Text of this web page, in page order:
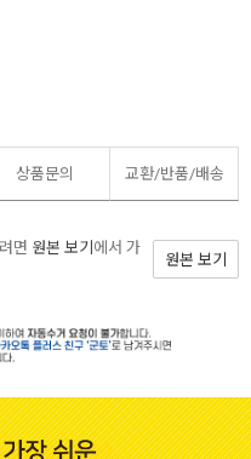
상품문의 교환/반품/배송
면 원본 보기 에서 가
원본 보기